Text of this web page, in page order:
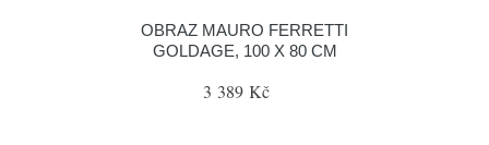
OBRAZ MAURO FERRETTI
GOLDAGE, 100 X 80 CM
3 389 Kč